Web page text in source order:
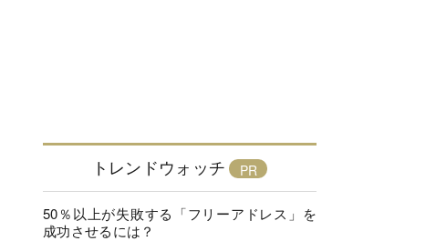
トレンドウォッチ
50％以上が失敗する「フリーアドレス」を
成功させるには？